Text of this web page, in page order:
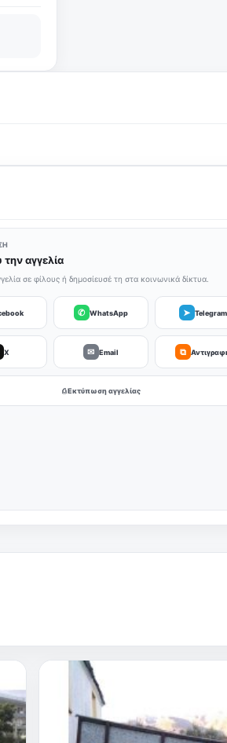
αγγελία
σε φίλους ή δημοσίευσέ τη στα κοινωνικά δίκτυα.
✆ WhatsApp ➤ Telegram
X ✉ Email ⧉
⎙ Εκτύπωση αγγελίας